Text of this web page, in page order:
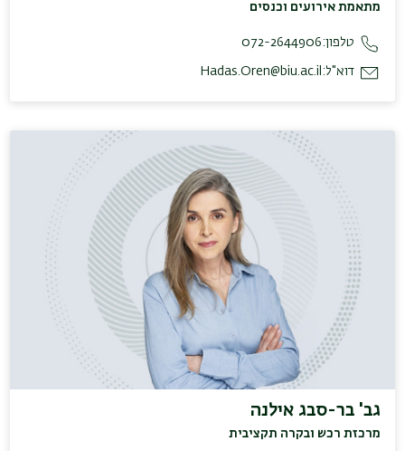
מתאמת אירועים וכנסים
טלפון:072-2644906
דוא"ל: Hadas.Oren@biu.ac.il
גב' בר-סבג אילנה
מרכזת רכש ובקרה תקציבית